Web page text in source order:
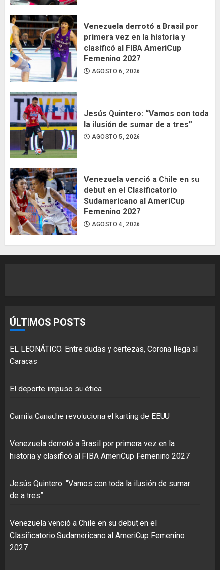
Venezuela derrotó a Brasil por
primera vez en la historia y
clasificó al FIBA AmeriCup
Femenino 2027
AGOSTO 6, 2026
Jesús Quintero: “Vamos con toda
la ilusión de sumar de a tres”
AGOSTO 5, 2026
Venezuela venció a Chile en su
debut en el Clasificatorio
Sudamericano al AmeriCup
Femenino 2027
AGOSTO 4, 2026
ÚLTIMOS POSTS
EL LEONÁTICO. Entre dudas y certezas, Corona llega al
Caracas
El deporte impuso su ética
Camila Canache revoluciona el karting de EEUU
Venezuela derrotó a Brasil por primera vez en la
historia y clasificó al FIBA AmeriCup Femenino 2027
Jesús Quintero: “Vamos con toda la ilusión de sumar
de a tres”
Venezuela venció a Chile en su debut en el
Clasificatorio Sudamericano al AmeriCup Femenino
2027